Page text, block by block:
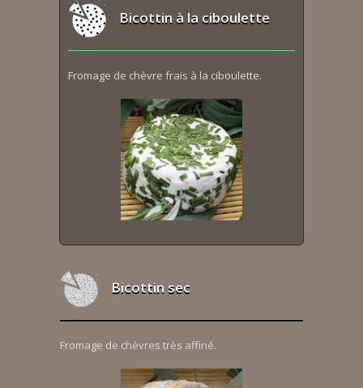
Bicottin à la ciboulette
Fromage de chèvre frais à la ciboulette.
Bicottin sec
Fromage de chèvres très affiné.